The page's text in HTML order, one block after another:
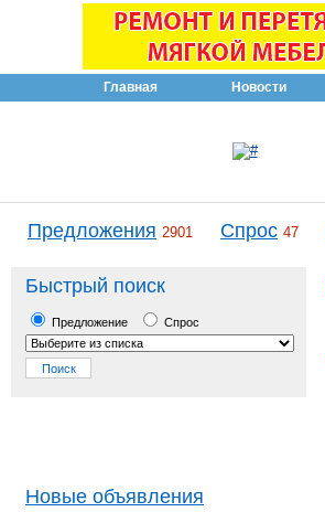
Главная Новости
Предложения 2901 Спрос 47
Быстрый поиск
Предложение Спрос
Новые объявления